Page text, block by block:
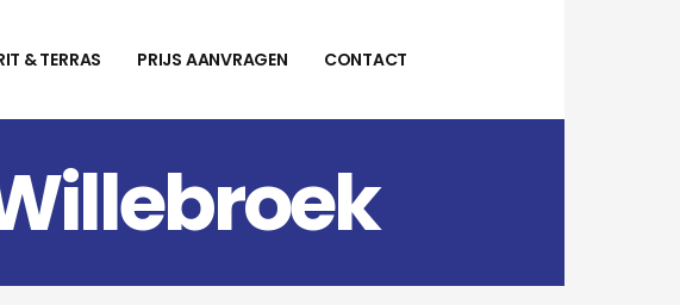
& TERRAS PRIJS AANVRAGEN CONTACT